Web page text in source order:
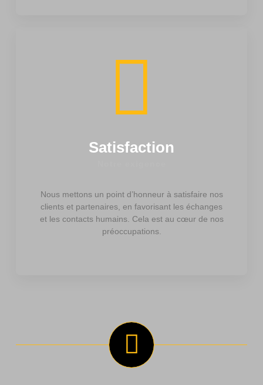
Satisfaction
Nous mettons un point d’honneur à satisfaire nos
clients et partenaires, en favorisant les échanges
et les contacts humains. Cela est au cœur de nos
préoccupations.